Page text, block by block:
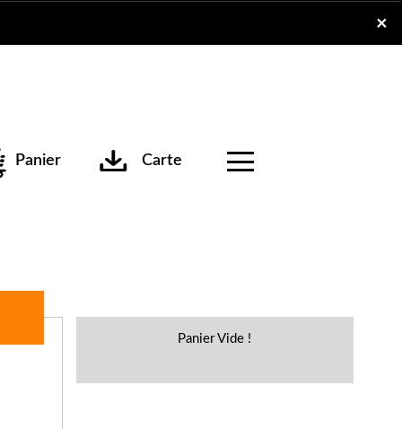
×
Panier Carte
x
Panier Vide !